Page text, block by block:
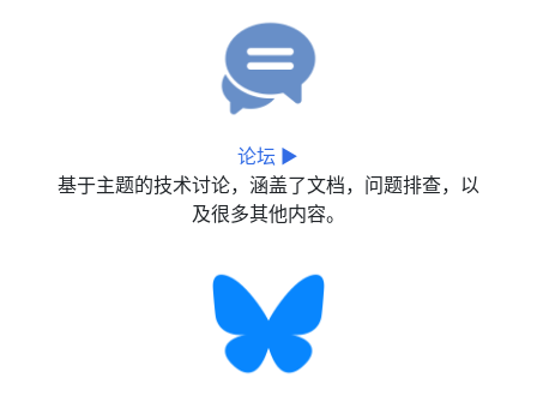
论坛 ▶
基于主题的技术讨论，涵盖了文档，问题排查，以
及很多其他内容。